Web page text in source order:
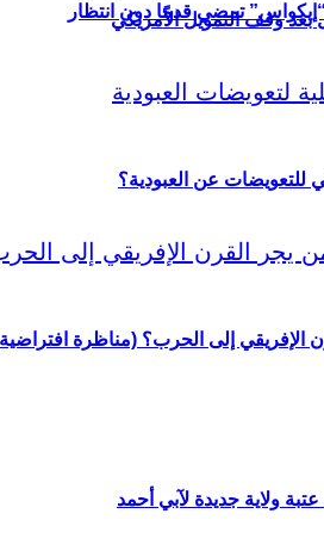
وقف التمويل الأمريكي
للتعويضات عن العبودية؟
الإفريقي إلى الحرب؟ (مناظرة
ولاية جديدة لآبي أحمد